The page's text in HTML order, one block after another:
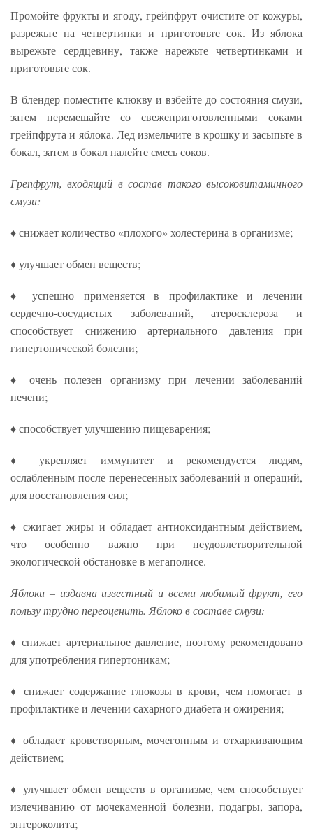
Промойте фрукты и ягоду, грейпфрут очистите от кожуры,
разрежьте на четвертинки и приготовьте сок. Из яблока
вырежьте сердцевину, также нарежьте четвертинками и
приготовьте сок.
В блендер поместите клюкву и взбейте до состояния смузи,
затем перемешайте со свежеприготовленными соками
грейпфрута и яблока. Лед измельчите в крошку и засыпьте в
бокал, затем в бокал налейте смесь соков.
Грепфрут, входящий в состав такого высоковитаминного
смузи:
♦ снижает количество «плохого» холестерина в организме;
♦ улучшает обмен веществ;
♦ успешно применяется в профилактике и лечении
сердечно-сосудистых заболеваний, атеросклероза и
способствует снижению артериального давления при
гипертонической болезни;
♦ очень полезен организму при лечении заболеваний
печени;
♦ способствует улучшению пищеварения;
♦ укрепляет иммунитет и рекомендуется людям,
ослабленным после перенесенных заболеваний и операций,
для восстановления сил;
♦ сжигает жиры и обладает антиоксидантным действием,
что особенно важно при неудовлетворительной
экологической обстановке в мегаполисе.
Яблоки – издавна известный и всеми любимый фрукт, его
пользу трудно переоценить. Яблоко в составе смузи:
♦ снижает артериальное давление, поэтому рекомендовано
для употребления гипертоникам;
♦ снижает содержание глюкозы в крови, чем помогает в
профилактике и лечении сахарного диабета и ожирения;
♦ обладает кроветворным, мочегонным и отхаркивающим
действием;
♦ улучшает обмен веществ в организме, чем способствует
излечиванию от мочекаменной болезни, подагры, запора,
энтероколита;